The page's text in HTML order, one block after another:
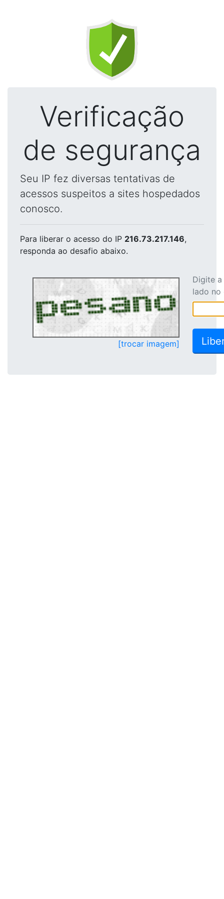
Verificação
de segurança
Seu IP fez diversas tentativas de
acessos suspeitos a sites hospedados
conosco.
Para liberar o acesso do IP 216.73.217.146,
responda ao desafio abaixo.
[trocar imagem]
Digite
lado no